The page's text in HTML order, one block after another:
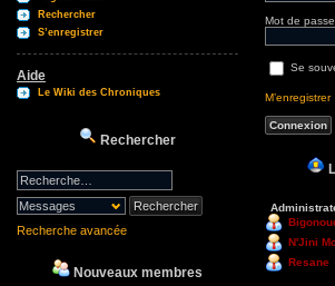
Rechercher
S’enregistrer
Aide
Le Wiki des Chroniques
Rechercher
Recherche avancée
Nouveaux membres
Mot de
Se
M’enregistrer
N'Jini
Resane